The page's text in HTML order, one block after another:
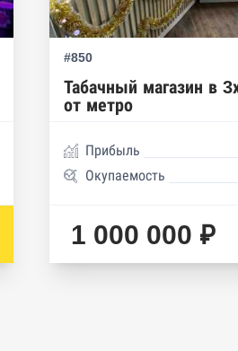
#850
Табачный магазин в
от метро
Прибыль
Окупаемость
1 000 000 ₽